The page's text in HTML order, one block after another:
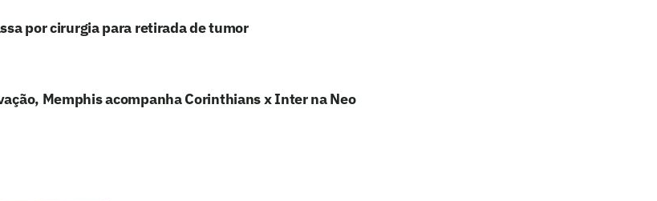
por cirurgia para retirada de tumor
Memphis acompanha Corinthians x Inter na Neo